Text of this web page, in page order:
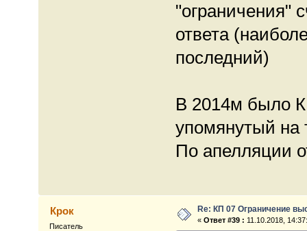
"ограничения"
ответа
последний)
В 2014м было
упомянутый на
По апелляции
Крок
Писатель
Re: КП 07 Ограничение
«Ответ #39 : 11.10.2018,